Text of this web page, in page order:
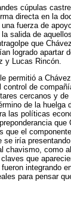
cúpulas
directa en la
fuerza de
salida de
que
logrado
y Lucas Rincón.
permitió a
de
cercanos y
de la
las políticas
que el
iría
chavismo, como
que
integrando
para pensar